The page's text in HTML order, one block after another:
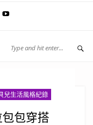
兒生活風格紀錄
包穿搭